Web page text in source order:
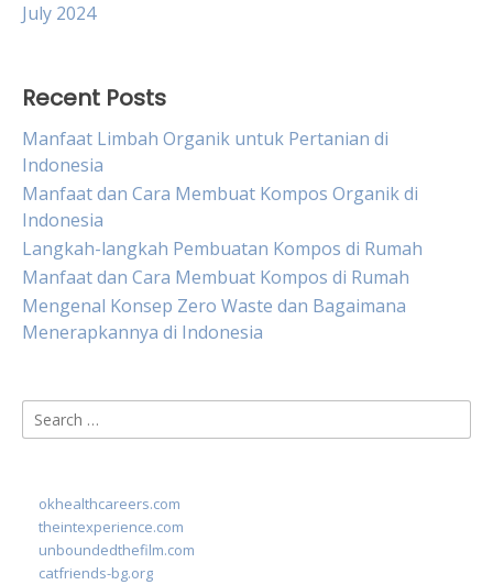
July 2024
Recent Posts
Manfaat Limbah Organik untuk Pertanian di
Indonesia
Manfaat dan Cara Membuat Kompos Organik di
Indonesia
Langkah-langkah Pembuatan Kompos di Rumah
Manfaat dan Cara Membuat Kompos di Rumah
Mengenal Konsep Zero Waste dan Bagaimana
Menerapkannya di Indonesia
Search
for:
okhealthcareers.com
theintexperience.com
unboundedthefilm.com
catfriends-bg.org